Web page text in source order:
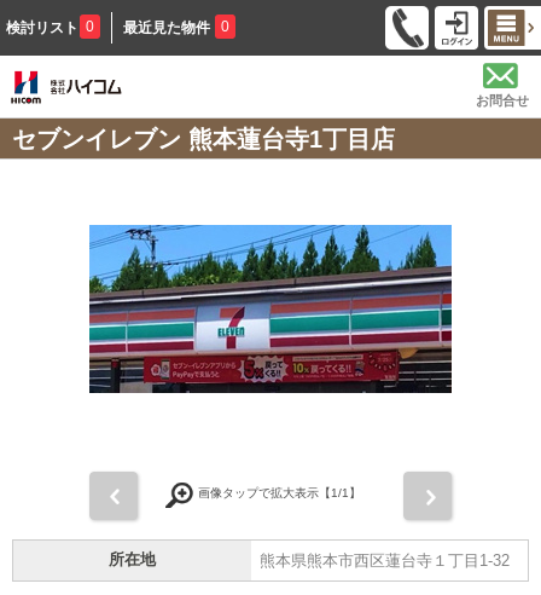
検討リスト 0 最近見た物件 0
お問合せ
セブンイレブン 熊本蓮台寺1丁目店
画像タップで拡大表示【1/1】
所在地 熊本県熊本市西区蓮台寺１丁目1-32